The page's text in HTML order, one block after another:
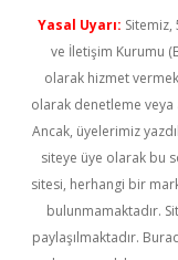
Yasal Uyarı: Sitemiz,
ve İletişim Kurumu
olarak hizmet
olarak denetleme veya
Ancak, üyelerimiz
siteye üye olarak bu
sitesi, herhangi bir
bulunmamaktadır.
paylaşılmaktadır.